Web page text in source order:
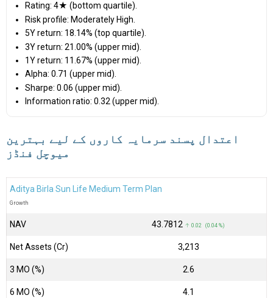
Rating: 4★ (bottom quartile).
Risk profile: Moderately High.
5Y return: 18.14% (top quartile).
3Y return: 21.00% (upper mid).
1Y return: 11.67% (upper mid).
Alpha: 0.71 (upper mid).
Sharpe: 0.06 (upper mid).
Information ratio: 0.32 (upper mid).
اعتدال پسند سرمایہ کاروں کے لیے بہترین
میوچل فنڈز
Aditya Birla Sun Life Medium Term Plan
Growth
NAV ₹43.7812 ↑ 0.02 (0.04 %)
Net Assets (Cr) ₹3,213
3 MO (%) 2.6
6 MO (%) 4.1